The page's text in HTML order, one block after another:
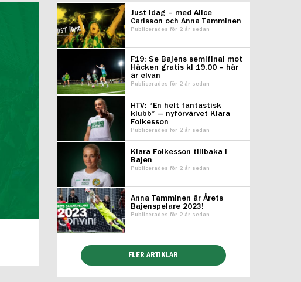
Just idag – med Alice
Carlsson och Anna Tamminen
Publicerades för 2 år sedan
F19: Se Bajens semifinal mot
Häcken gratis kl 19.00 – här
är elvan
Publicerades för 2 år sedan
HTV: “En helt fantastisk
klubb” — nyförvärvet Klara
Folkesson
Publicerades för 2 år sedan
Klara Folkesson tillbaka i
Bajen
Publicerades för 2 år sedan
Anna Tamminen är Årets
Bajenspelare 2023!
Publicerades för 2 år sedan
FLER ARTIKLAR